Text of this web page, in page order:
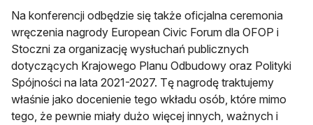
Na konferencji odbędzie się także oficjalna ceremonia
wręczenia nagrody European Civic Forum dla OFOP i
Stoczni za organizację wysłuchań publicznych
dotyczących Krajowego Planu Odbudowy oraz Polityki
Spójności na lata 2021-2027. Tę nagrodę traktujemy
właśnie jako docenienie tego wkładu osób, które mimo
tego, że pewnie miały dużo więcej innych, ważnych i